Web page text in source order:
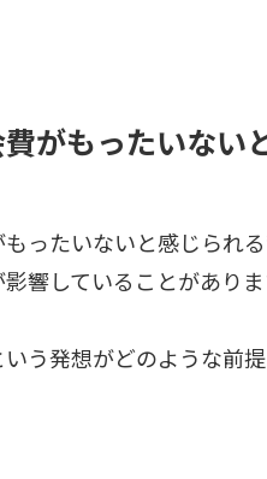
がもったいない
ったいないと感じられ
響していることがありま
う発想がどのような前